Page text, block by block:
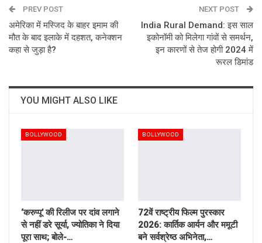
Email
PREV POST
अमेरिका में मस्जिद के बाहर इमाम की
मौत के बाद इलाके में दहशत, कनेक्शन
कहा से जुड़ा है?
NEXT POST
India Rural Demand: इस साल
इकोनॉमी को मिलेगा गांवों से समर्थन,
इन कारणों से तेज होगी 2024 में
रूरल डिमांड
YOU MIGHT ALSO LIKE
BOLLYWOOD
‘करुप्पू’ की रिलीज पर दांव लगाने
से नहीं डरे सूर्या, ज्योतिका ने दिया
पूरा साथ; बोले-…
BOLLYWOOD
72वें राष्ट्रीय फिल्म पुरस्कार
2026: कार्तिक आर्यन और ममूटी
बने सर्वश्रेष्ठ अभिनेता,…